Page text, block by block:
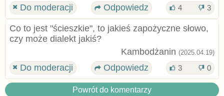
Do moderacji Odpowiedz 4 3
Co to jest "ścieszkie", to jakieś zapożyczne słowo,
czy może dialekt jakiś?
Kambodżanin (2025.04.19)
Do moderacji Odpowiedz 3 0
Powrót do komentarzy